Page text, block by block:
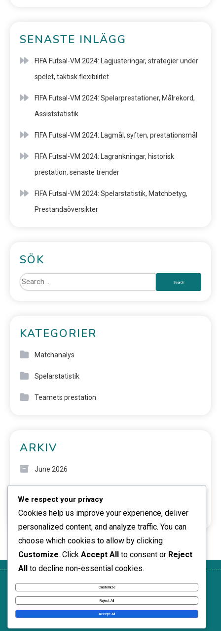
SENASTE INLÄGG
FIFA Futsal-VM 2024: Lagjusteringar, strategier under
spelet, taktisk flexibilitet
FIFA Futsal-VM 2024: Spelarprestationer, Målrekord,
Assiststatistik
FIFA Futsal-VM 2024: Lagmål, syften, prestationsmål
FIFA Futsal-VM 2024: Lagrankningar, historisk
prestation, senaste trender
FIFA Futsal-VM 2024: Spelarstatistik, Matchbetyg,
Prestandaöversikter
SÖK
KATEGORIER
Matchanalys
Spelarstatistik
Teamets prestation
ARKIV
June 2026
March 2026
CookiepolicyDataskyddspolicyTa kontaktAnvändarvillkorOm
News Express © 2026. All Rights Reserved.
We respect your privacy
Cookies help us improve your experience, deliver
personalized content, and analyze traffic. You can
choose which cookies to allow by clicking
Customize. Click Accept All to consent or Reject
All to decline non-essential cookies.
Customize
Reject All
Accept All